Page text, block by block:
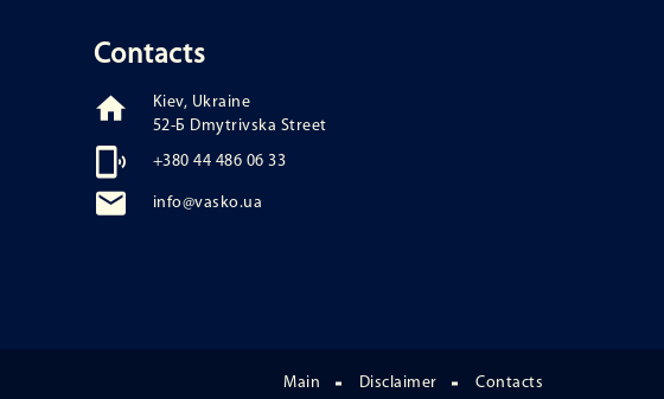
Contacts
Kiev, Ukraine
52-Б Dmytrivska Street
+380 44 486 06 33
info@vasko.ua
Main Disclaimer Contacts